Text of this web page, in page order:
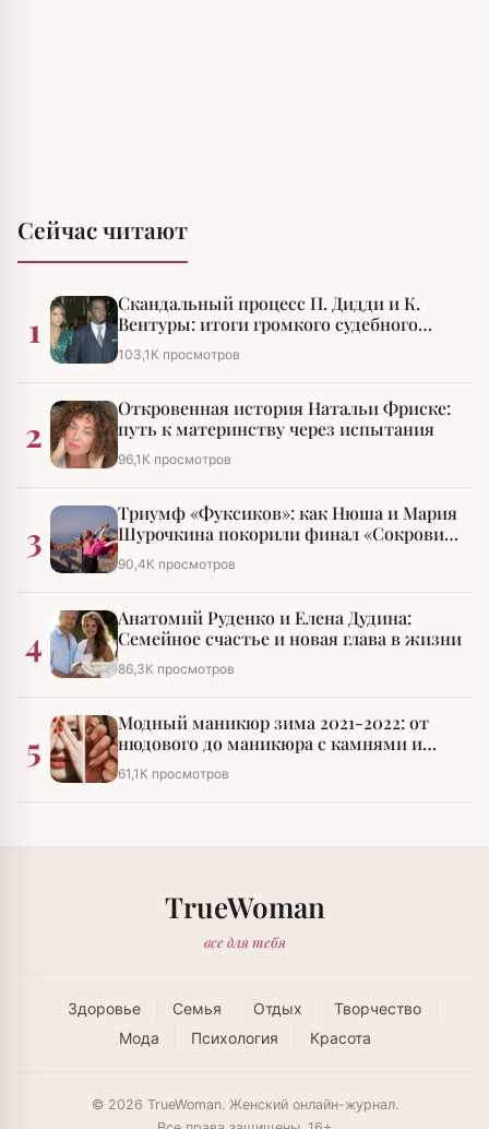
Сейчас читают
1
Скандальный процесс П. Дидди и К.
Вентуры: итоги громкого судебного
разбирательства
103,1К просмотров
2
Откровенная история Натальи Фриске:
путь к материнству через испытания
96,1К просмотров
3
Триумф «Фуксиков»: как Нюша и Мария
Шурочкина покорили финал «Сокровищ
императора»
90,4К просмотров
4
Анатомий Руденко и Елена Дудина:
Семейное счастье и новая глава в жизни
86,3К просмотров
5
Модный маникюр зима 2021-2022: от
нюдового до маникюра с камнями и
стразами
61,1К просмотров
TrueWoman
все для тебя
Здоровье Семья Отдых
Творчество
Мода
Психология Красота
© 2026 TrueWoman. Женский онлайн-журнал.